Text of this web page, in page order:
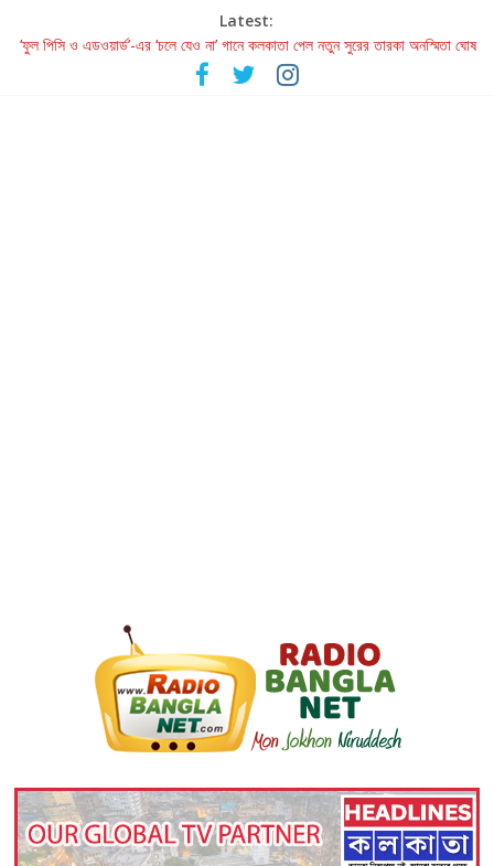
Latest:
‘ফুল পিসি ও এডওয়ার্ড’-এর ‘চলে যেও না’ গানে কলকাতা পেল নতুন সুরের তারকা অনস্মিতা ঘোষ
রবীন্দ্রনাথ ও গুলজারের সৃষ্টির মেলবন্ধনে মুগ্ধ করল ‘দুই তারার দোতারা’
কলের গান থেকে রীলস্ — বাঙালির গান শোনার বিবর্তনের গল্প